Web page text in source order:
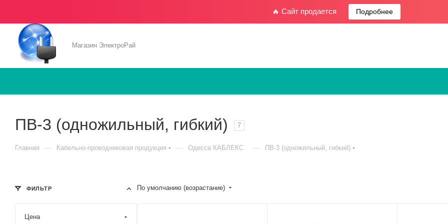
🔥 Сайт продается Подробнее
Магазин ЭлектроРай
ПВ-3 (одножильный, гибкий) 7
Главная — Кабельно-проводниковая продукция — Одесса КАБЛЕКС — ПВ-3 (одножильный, гибкий)
По умолчанию (возрастание)
ФИЛЬТР
Цена